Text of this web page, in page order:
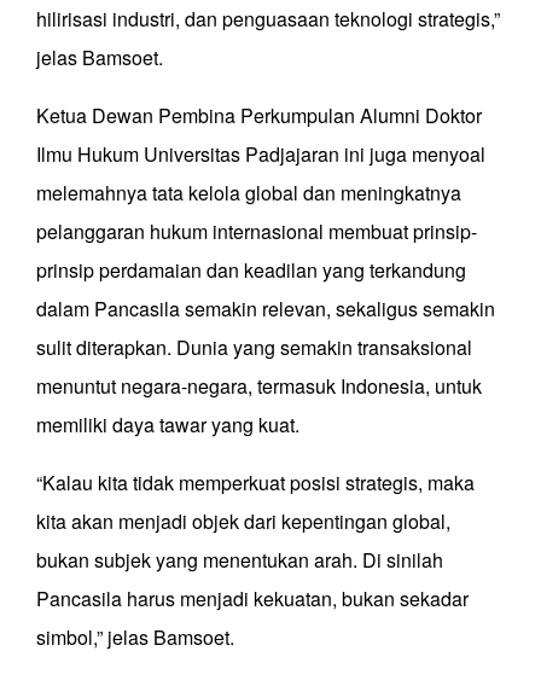
hilirisasi industri, dan penguasaan teknologi strategis,”
jelas Bamsoet.
Ketua Dewan Pembina Perkumpulan Alumni Doktor
Ilmu Hukum Universitas Padjajaran ini juga menyoal
melemahnya tata kelola global dan meningkatnya
pelanggaran hukum internasional membuat prinsip-
prinsip perdamaian dan keadilan yang terkandung
dalam Pancasila semakin relevan, sekaligus semakin
sulit diterapkan. Dunia yang semakin transaksional
menuntut negara-negara, termasuk Indonesia, untuk
memiliki daya tawar yang kuat.
“Kalau kita tidak memperkuat posisi strategis, maka
kita akan menjadi objek dari kepentingan global,
bukan subjek yang menentukan arah. Di sinilah
Pancasila harus menjadi kekuatan, bukan sekadar
simbol,” jelas Bamsoet.